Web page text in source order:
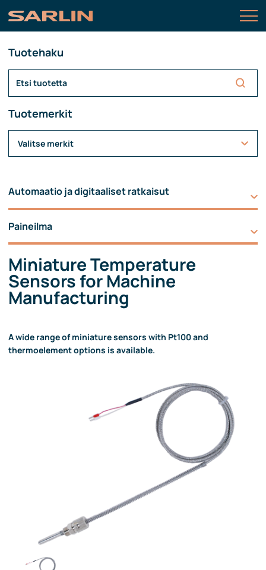
Tuotehaku
Tuotemerkit
Valitse merkit
Automaatio ja digitaaliset ratkaisut
Paineilma
Miniature Temperature
Sensors for Machine
Manufacturing
A wide range of miniature sensors with Pt100 and
thermoelement options is available.